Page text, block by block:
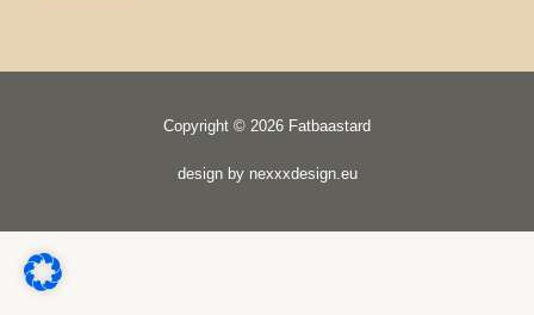
Copyright © 2026 Fatbaastard
design by nexxxdesign.eu